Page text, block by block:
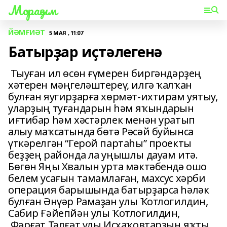
Мораҙым
ЙӘМҒИӘТ 5 МАЯ , 11:07
Батырҙар иҫтәлегенә
Тыуған ил өсөн ғүмерен биргәндәрҙең
хәтерен мәңгеләштереү, илгә ҡалҡан
булған яугирҙарға хөрмәт-ихтирам уятыу,
уларҙың туғандарын һәм яҡындарын
иғтибар һәм хәстәрлек менән уратып
алыу маҡсатында бөтә Рәсәй буйынса
үткәрелгән “Герой партаһы” проекты
беҙҙең районда ла уңышлы дауам итә.
Бөгөн Яңы Хвалын урта мәктәбендә ошо
белем усағын тамамлаған, махсус хәрби
операция барышында батырҙарса һәләк
булған Әнүәр Рамаҙан улы Ҡотлогилдин,
Сабир Ғәйепйән улы Ҡотлогилдин,